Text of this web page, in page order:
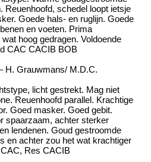
Reuenhoofd, schedel loopt ietsje
Goede hals- en ruglijn. Goede
en voeten. Prima
hoog gedragen. Voldoende
CAC CACIB BOB
H. Grauwmans/ M.D.C.
licht gestrekt. Mag niet
Reuenhoofd parallel. Krachtige
Goed masker. Goed gebit.
spaarzaam, achter sterker
lendenen. Goud gestroomde
en achter zou het wat krachtiger
Res CACIB